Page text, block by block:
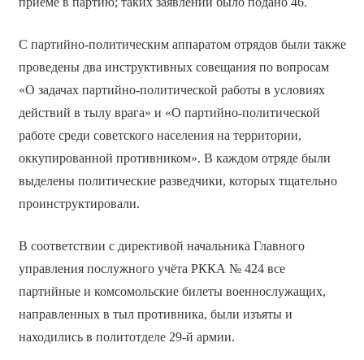
С партийно-политическим аппаратом отрядов были также
проведены два инструктивных совещания по вопросам
«О задачах партийно-политической работы в условиях
действий в тылу врага» и «О партийно-политической
работе среди советского населения на территории,
оккупированной противником». В каждом отряде были
выделены политические разведчики, которых тщательно
проинструктировали.
В соответствии с директивой начальника Главного
управления послужного учёта РККА № 424 все
партийные и комсомольские билеты военнослужащих,
направленных в тыл противника, были изъяты и
находились в политотделе 29-й армии.